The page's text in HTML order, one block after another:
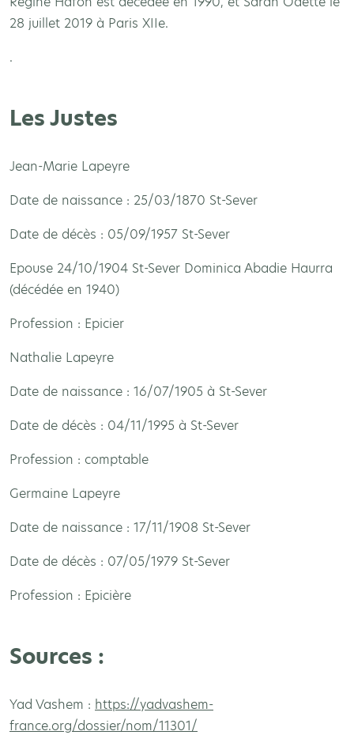
28 juillet 2019 à Paris XIIe.
.
Les Justes
Jean-Marie Lapeyre
Date de naissance : 25/03/1870 St-Sever
Date de décès : 05/09/1957 St-Sever
Epouse 24/10/1904 St-Sever Dominica Abadie Haurra
(décédée en 1940)
Profession : Epicier
Nathalie Lapeyre
Date de naissance : 16/07/1905 à St-Sever
Date de décès : 04/11/1995 à St-Sever
Profession : comptable
Germaine Lapeyre
Date de naissance : 17/11/1908 St-Sever
Date de décès : 07/05/1979 St-Sever
Profession : Epicière
Sources :
Yad Vashem : https://yadvashem-
france.org/dossier/nom/11301/